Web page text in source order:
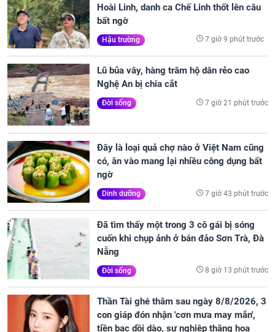
Hoài Linh, danh ca Chế Linh thốt lên câu
bất ngờ
Hậu trường 7 giờ 9 phút trước
Lũ bủa vây, hàng trăm hộ dân rẻo cao
Nghệ An bị chia cắt
Đời sống 7 giờ 21 phút trước
Đây là loại quả chợ nào ở Việt Nam cũng
có, ăn vào mang lại nhiều công dụng bất
ngờ
Dinh dưỡng 7 giờ 43 phút trước
Đã tìm thấy một trong 3 cô gái bị sóng
cuốn khi chụp ảnh ở bán đảo Sơn Trà, Đà
Nẵng
Đời sống 8 giờ 13 phút trước
Thần Tài ghé thăm sau ngày 8/8/2026, 3
con giáp đón nhận 'cơn mưa may mắn',
tiền bạc dồi dào, sự nghiệp thăng hoa